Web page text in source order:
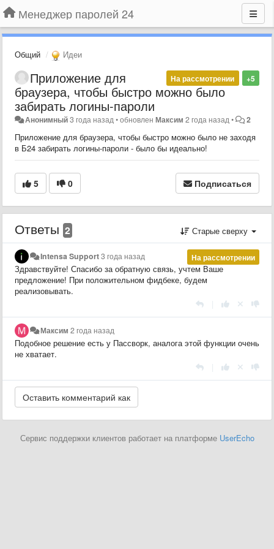
Менеджер паролей 24
Общий Идеи
+5
На рассмотрении
Приложение для
браузера, чтобы быстро можно было
забирать логины-пароли
Анонимный3 года назад •обновленМаксим 2 года назад • 2
Приложение для браузера, чтобы быстро можно было не заходя
в Б24 забирать логины-пароли - было бы идеально!
5 0 Подписаться
Ответы 2 Старые сверху
На рассмотрении
Intensa Support3 года назад
Здравствуйте! Спасибо за обратную связь, учтем Ваше
предложение! При положительном фидбеке, будем
реализовывать.
Максим 2 года назад
Подобное решение есть у Пассворк, аналога этой функции очень
не хватает.
Сервис поддержки клиентов работает на платформе UserEcho